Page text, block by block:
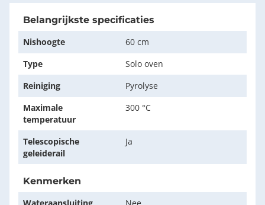
Belangrijkste specificaties
Nishoogte
60 cm
Type
Solo oven
Reiniging
Pyrolyse
Maximale
temperatuur
300 °C
Telescopische
geleiderail
Ja
Kenmerken